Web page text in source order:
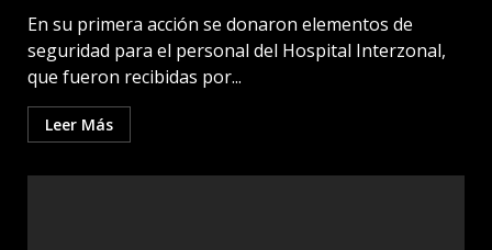
En su primera acción se donaron elementos de
seguridad para el personal del Hospital Interzonal,
que fueron recibidas por...
Leer Más